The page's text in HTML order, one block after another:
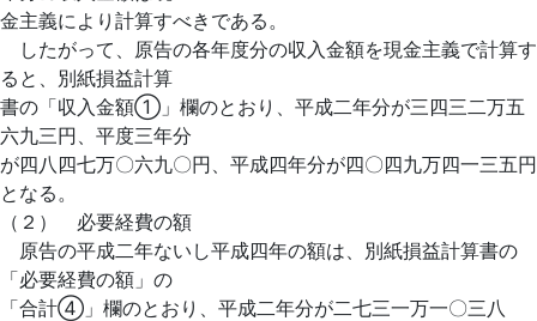
金主義により計算すべきである。
したがって、原告の各年度分の収入金額を現金主義で計算す
ると、別紙損益計算
書の「収入金額①」欄のとおり、平成二年分が三四三二万五
六九三円、平度三年分
が四八四七万〇六九〇円、平成四年分が四〇四九万四一三五円
となる。
（２） 必要経費の額
原告の平成二年ないし平成四年の額は、別紙損益計算書の
「必要経費の額」の
「合計④」欄のとおり、平成二年分が二七三一万一〇三八